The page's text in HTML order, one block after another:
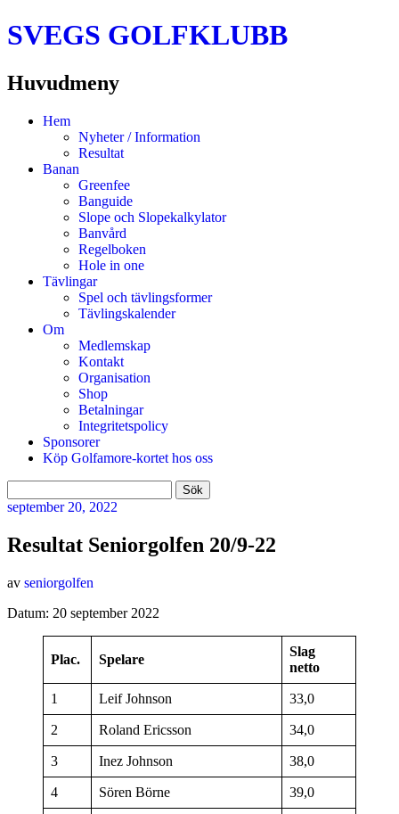
SVEGS GOLFKLUBB
Huvudmeny
HoppaHem
Nyheter / Information
Resultat
Banan
Greenfee
Banguide
Slope och Slopekalkylator
Banvård
Regelboken
Hole in one
Tävlingar
Spel och tävlingsformer
Tävlingskalender
Om
Medlemskap
Kontakt
Organisation
Shop
Betalningar
Integritetspolicy
Sponsorer
Köp Golfamore-kortet hos oss
efter:
september20, 2022
Resultat Seniorgolfen 20/9-22
av seniorgolfen
Datum: 20 september 2022
Plac. Spelare
Slag
netto
1 Leif Johnson 33,0
2 Roland Ericsson 34,0
3 Inez Johnson 38,0
4 Sören Börne 39,0